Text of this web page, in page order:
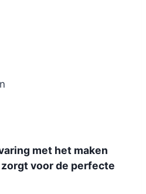
met het maken
voor de perfecte